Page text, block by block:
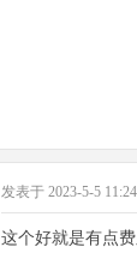
发表于 2023-5-5
这个好就是有点